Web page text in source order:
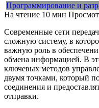
Программирование и
На чтение 10 мин
Современные сети
сложную систему, в
важную роль в
обмена информацией. В
ключевых методов
двумя точками, который
соединения и
отправки.